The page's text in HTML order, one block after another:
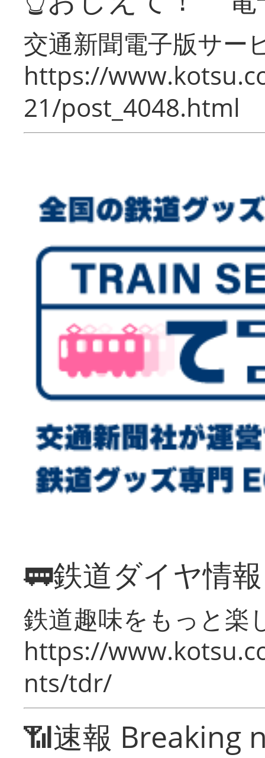
交通新聞電子版サー
https://
21/post_4048.html
🚃鉄道ダイヤ情
鉄道趣味をもっと楽
https://
nts/tdr/
📶速報 Breaking